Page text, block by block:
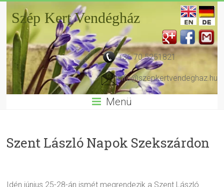
Szép Kert Vendégház
+36 70 5251821
info@szepkertvendeghaz.hu
Menü
Szent László Napok Szekszárdon
Idén június 25-28-án ismét megrendezik a Szent László